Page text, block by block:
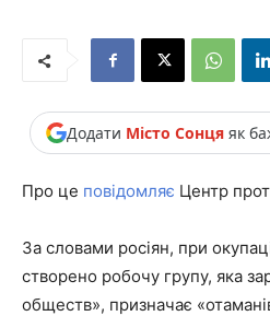
Додати Місто Сонцяяк
Про це повідомляє Центр
За словами росіян, при
створено робочу групу, яка
обществ», призначає